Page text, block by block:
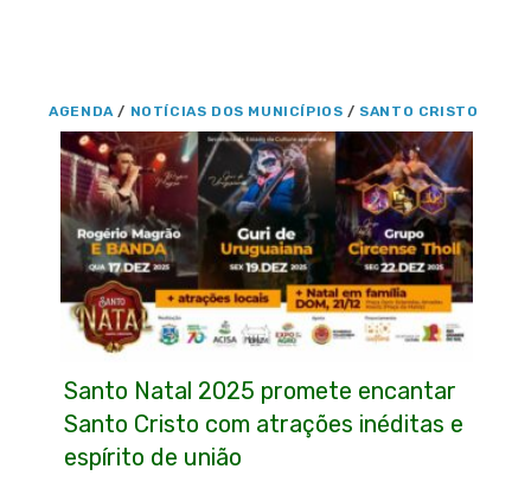
AGENDA / NOTÍCIAS DOS MUNICÍPIOS / SANTO CRISTO
Santo Natal 2025 promete encantar
Santo Cristo com atrações inéditas e
espírito de união